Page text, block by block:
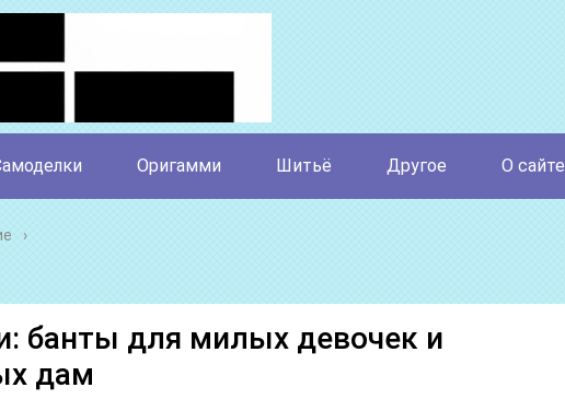
Оригамми Шитьё Другое О сайте
банты для милых девочек и
дам